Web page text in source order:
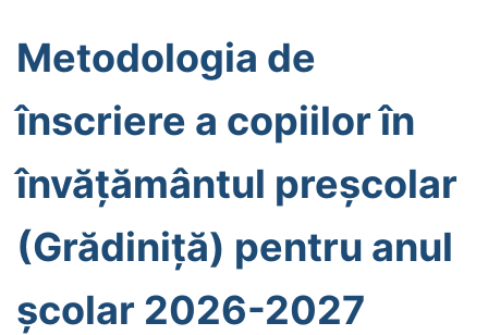
Metodologia de
înscriere a copiilor în
învățământul preșcolar
(Grădiniță) pentru anul
școlar 2026-2027